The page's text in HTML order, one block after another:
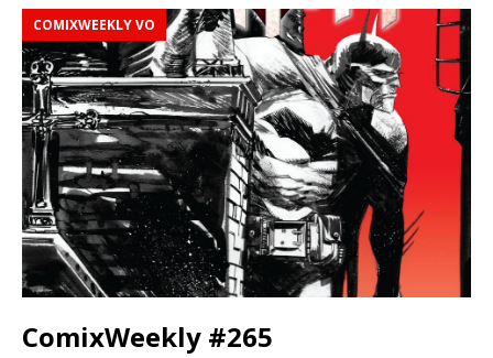
COMIXWEEKLY VO
ComixWeekly #265